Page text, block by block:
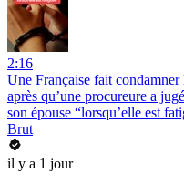
2:16
Une Française fait condamner
après qu’une procureure a
son épouse “lorsqu’elle est
Brut
il y a 1 jour